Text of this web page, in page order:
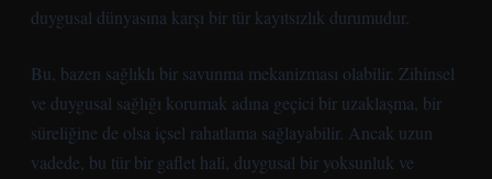
duygusal dünyasına karşı bir tür kayıtsızlık durumudur.
Bu, bazen sağlıklı bir savunma mekanizması olabilir. Zihinsel
ve duygusal sağlığı korumak adına geçici bir uzaklaşma, bir
süreliğine de olsa içsel rahatlama sağlayabilir. Ancak uzun
vadede, bu tür bir gaflet hali, duygusal bir yoksunluk ve